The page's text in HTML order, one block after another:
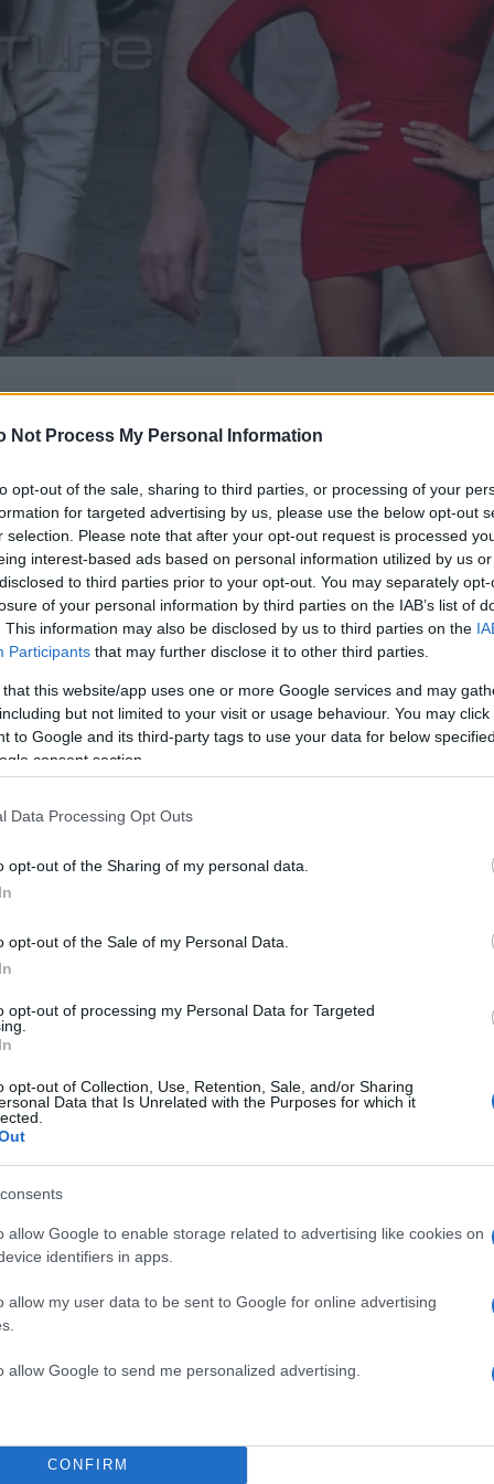
Not Process My Personal Information
opt-out of the sale, sharing to third parties, or processing of your
for targeted advertising by us, please use the below opt-out
selection. Please note that after your opt-out request is processed
interest-based ads based on personal information utilized by us
to third parties prior to your opt-out. You may separately
of your personal information by third parties on the IAB’s list of
This information may also be disclosed by us to third parties on the
Participants that may further disclose it to other third parties.
that this website/app uses one or more Google services and may
but not limited to your visit or usage behaviour. You may
to Google and its third-party tags to use your data for below
consent section.
Data Processing Opt Outs
opt-out of the Sharing of my personal data.
opt-out of the Sale of my Personal Data.
opt-out of processing my Personal Data for Targeted
opt-out of Collection, Use, Retention, Sale, and/or Sharing
Data that Is Unrelated with the Purposes for which it
allow Google to enable storage related to advertising like cookies on
identifiers in apps.
allow my user data to be sent to Google for online advertising
allow Google to send me personalized advertising.
CONFIRM
πιο συχνά
στην κάμερα της«Super
του GNTM την επόμενη
αλλά και τον γάμο της με τον
.
πως οι προετοιμασίες
με εντατικούς ρυθμούς, ενώ από
οι auditions.
του GNTM! Είμαστε πάρα πολύ
μία αναμπουμπούλα,
επόμενη εβδομάδα ξεκινάνε
Φέτος θα είμαι στη
μαζί με την υπόλοιπη
σχόλια στο
κόσμο και για τα παιδιά
του Star.
προσθήκη του κύκλου, την
ακόμα. Έχουμε μιλήσει
“να τα πάμε καλά”. Περιμένω